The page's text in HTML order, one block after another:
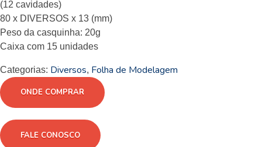
(12 cavidades)
80 x DIVERSOS x 13 (mm)
Peso da casquinha: 20g
Caixa com 15 unidades
Categorias: Diversos, Folha de Modelagem
ONDE COMPRAR
FALE CONOSCO